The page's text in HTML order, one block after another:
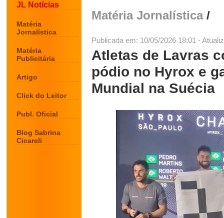
JL Notícias
Matéria
Jornalística
Matéria
Publicitária
Artigo
Click do Leitor
Publ. Oficial
Blog Sabrina
Cicareli
Matéria Jornalística/
Publicada em: 10/05/2026 18:01 -
Atletas de Lavras
pódio no Hyrox e
Mundial na Suécia